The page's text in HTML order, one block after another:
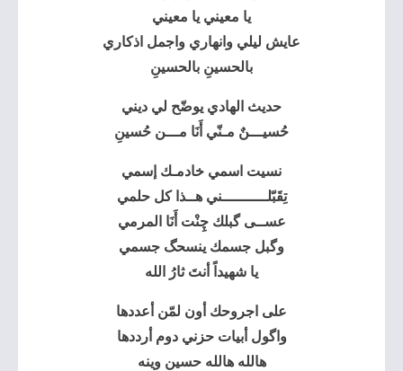
يا معيني يا معيني
عايش ليلي وانهاري واجمل اذكاري
بالحسينِ بالحسينِ
حديث الهادي يوضّح لي ديني
حُسيـــنٌ مـنّي أَنَا مـــن حُسينِ
نسيت اسمي خادمـك إسمي
تِقَبّلــــــــــني هــذا كل حلمي
عســى گبلك چِنْت أَنَا المرمي
وگبل جسمك ينسحگ جسمي
يا شهيداً أنتَ ثارُ الله
على اجروحك أون لمّن أعددها
واگول أبيات حزني دوم أرددها
هالله هالله حسين وينه